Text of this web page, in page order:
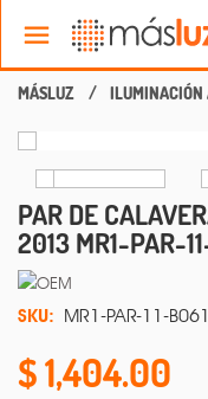
ILUMINACIÓN
PAR DE
2013 MR1-PAR-
SKU: MR1-PAR-11-
1,404.00